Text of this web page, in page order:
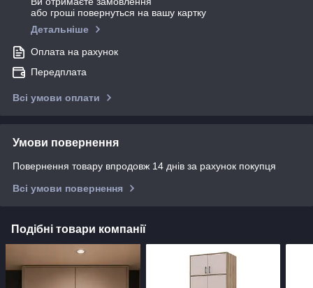
або гроші повернуться на вашу картку
Детальніше
Оплата на рахунок
Передплата
Всі умови оплати
Умови повернення
Повернення товару впродовж 14 днів за рахунок покупця
Всі умови повернення
Подібні товари компанії